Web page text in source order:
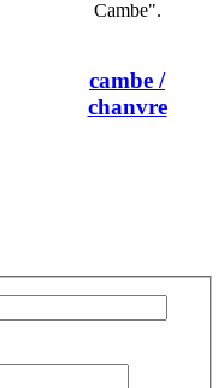
Cambe".
cambe /
chanvre